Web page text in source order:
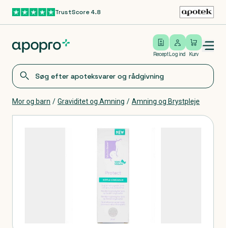
Gå til hovedindholdTrustScore 4.8
Recept
Log ind
Log ind Kurv
Open/close menu
Mor og barn / Graviditet og Amning / Amning og Brystpleje